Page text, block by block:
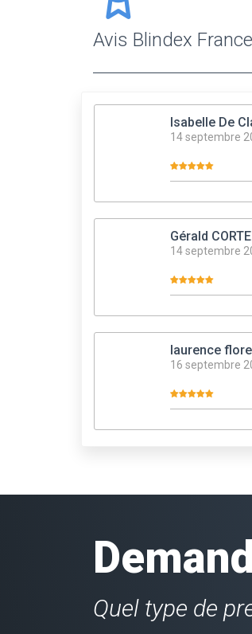
Avis Blindex France
Isabelle De
14 septembre
Gérald
14 septembre
laurence
16 septembre
Quel type de